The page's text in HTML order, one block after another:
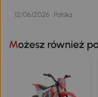
12/06/2026 · Polska
Możesz również